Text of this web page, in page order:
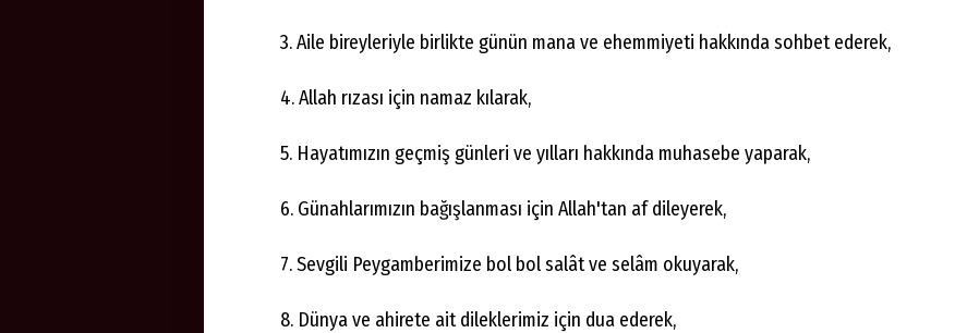
3. Aile bireyleriyle birlikte günün mana ve ehemmiyeti hakkında sohbet ederek,
4. Allah rızası için namaz kılarak,
5. Hayatımızın geçmiş günleri ve yılları hakkında muhasebe yaparak,
6. Günahlarımızın bağışlanması için Allah'tan af dileyerek,
7. Sevgili Peygamberimize bol bol salât ve selâm okuyarak,
8. Dünya ve ahirete ait dileklerimiz için dua ederek,